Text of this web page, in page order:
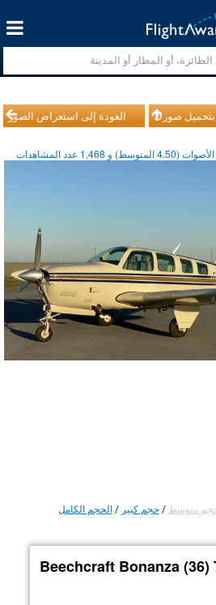
العودة إلى استعراض الصور صورك
(
4.50المتوسط) و 1,468 عدد المشاهدات
متوسط /حجم كبير /الحجم الكامل
Beechcraft Bonanza (36)